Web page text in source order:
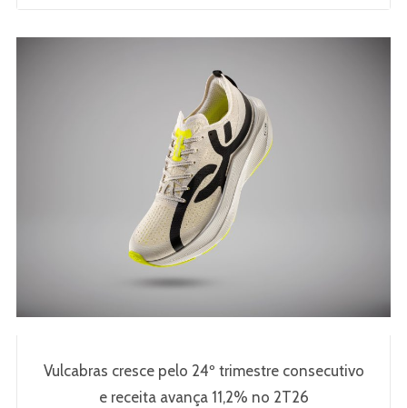
Vulcabras cresce pelo 24º trimestre consecutivo
e receita avança 11,2% no 2T26